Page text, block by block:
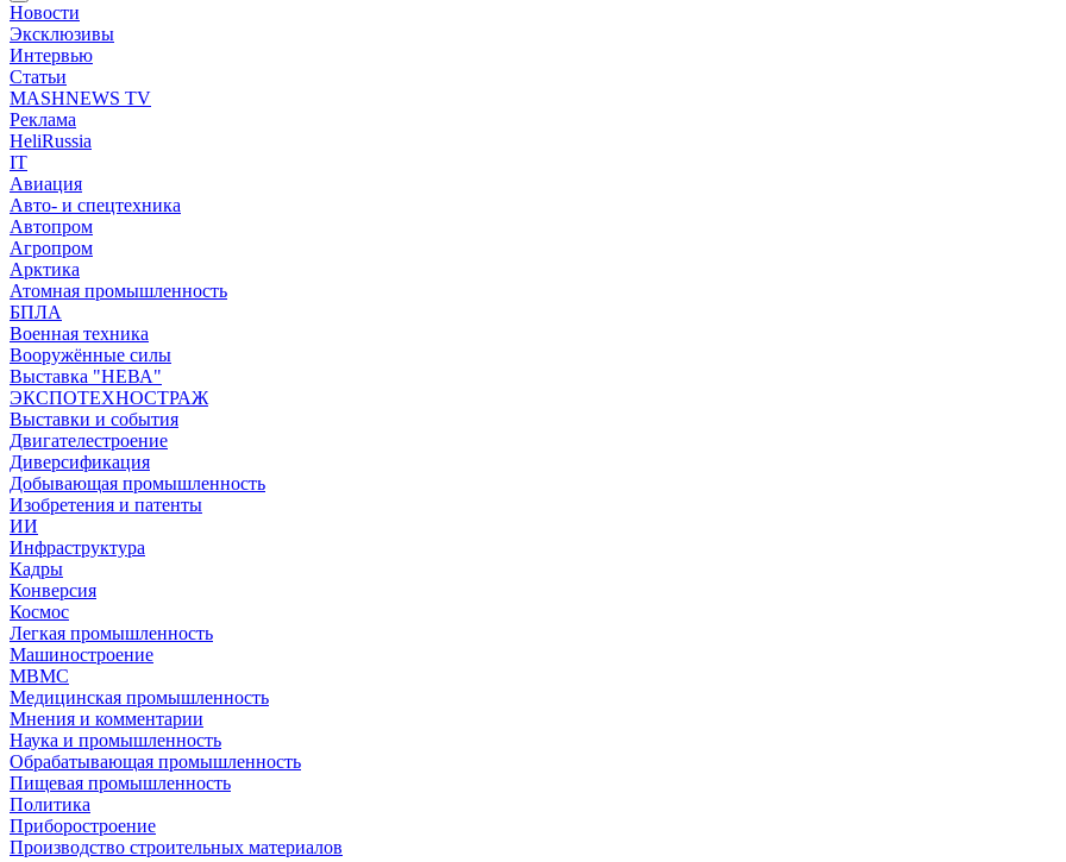
Новости
Эксклюзивы
Интервью
Статьи
MASHNEWS TV
Реклама
HeliRussia
IT
Авиация
Авто- и спецтехника
Автопром
Агропром
Арктика
Атомная промышленность
БПЛА
Военная техника
Вооружённые силы
Выставка "НЕВА"
ЭКСПОТЕХНОСТРАЖ
Выставки и события
Двигателестроение
Диверсификация
Добывающая промышленность
Изобретения и патенты
ИИ
Инфраструктура
Кадры
Конверсия
Космос
Легкая промышленность
Машиностроение
МВМС
Медицинская промышленность
Мнения и комментарии
Наука и промышленность
Обрабатывающая промышленность
Пищевая промышленность
Политика
Приборостроение
Производство строительных материалов